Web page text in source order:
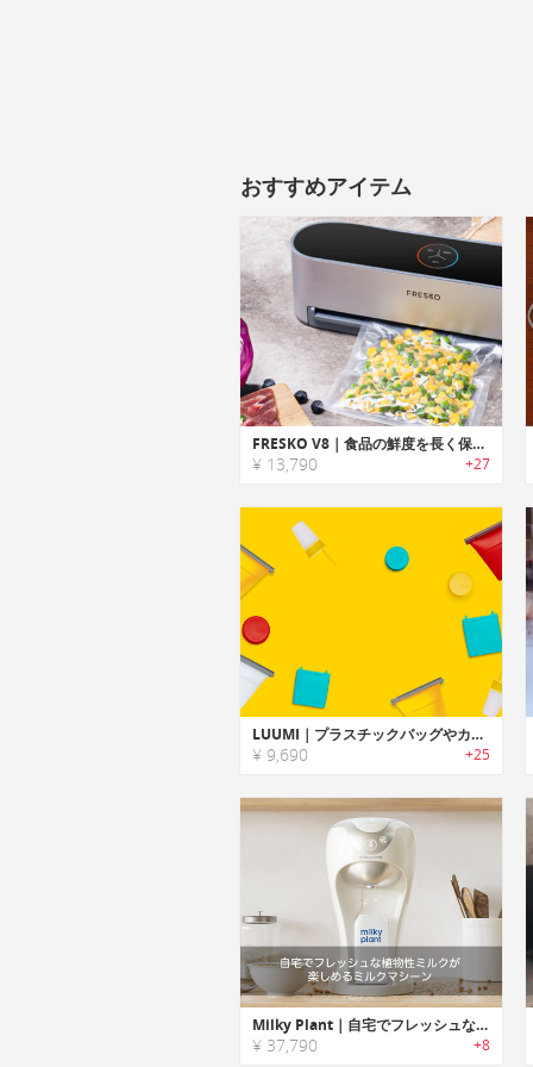
おすすめアイテム
FRESKO V8｜食品の鮮度を長く保つハンズフリーバキュームシーラー「フレスコV8」
¥ 13,790 +27
LUUMI｜プラスチックバッグやカップの替わりに繰り返し使用可能なシリコンバッグ/蓋「ルーミ」
¥ 9,690 +25
Milky Plant｜自宅でフレッシュな植物性ミルクが楽しめるミルクマシーン「ミルキープラント」
¥ 37,790 +8